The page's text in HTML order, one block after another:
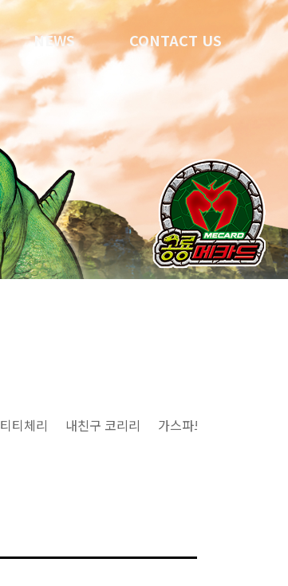
NEWS CONTACT US
티티체리 내친구 코리리 가스파드와 리사